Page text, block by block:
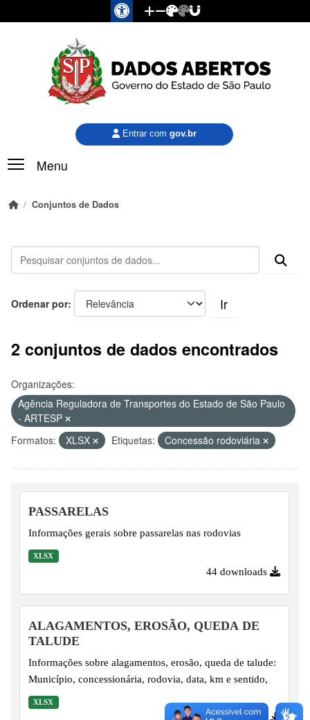
Pular para o conteúdo principal
Menu
Entrar com gov.br
Conjuntos de Dados
Ordenar por Ir
2 conjuntos de dados encontrados
Organizações:
Agência Reguladora de Transportes do Estado de São Paulo
- ARTESP
Formatos:
XLSX Etiquetas: Concessão rodoviária
PASSARELAS
Informações gerais sobre passarelas nas rodovias
XLSX
44 downloads
ALAGAMENTOS, EROSÃO, QUEDA DE
TALUDE
Informações sobre alagamentos, erosão, queda de talude:
Município, concessionária, rodovia, data, km e sentido,
XLSX
40 downloads